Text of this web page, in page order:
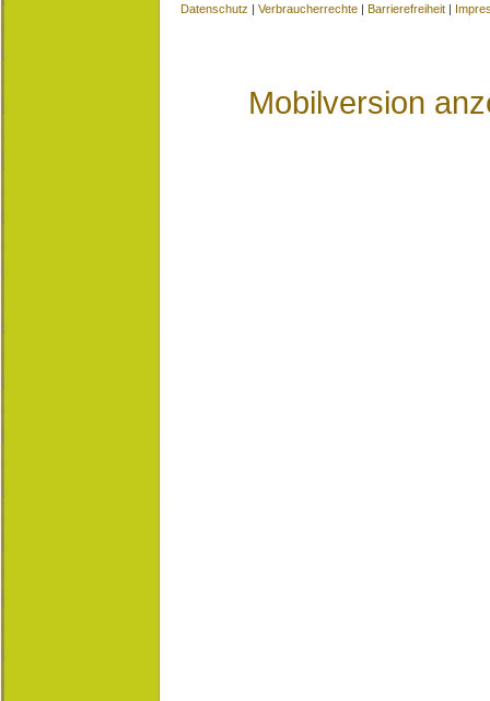
Datenschutz | Verbraucherrechte | Barrierefreiheit |
Mobilversion